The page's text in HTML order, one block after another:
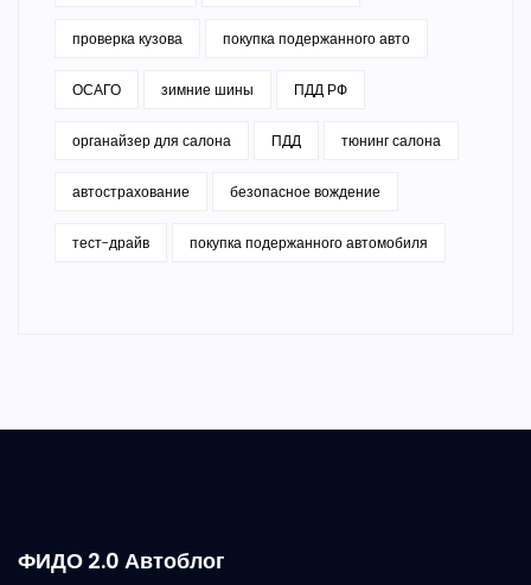
проверка кузова покупка подержанного авто
ОСАГО зимние шины ПДД РФ
органайзер для салона ПДД тюнинг салона
автострахование безопасное вождение
тест-драйв покупка подержанного автомобиля
ФИДО 2.0 Автоблог